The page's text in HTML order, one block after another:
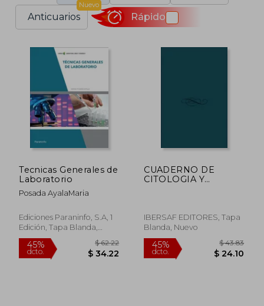
Anticuarios
Nuevo
Rápido
Tecnicas Generales de
Laboratorio
Posada AyalaMaria
Ediciones Paraninfo, S.A, 1
Edición, Tapa Blanda,
Nuevo
CUADERNO DE
CITOLOGIA Y
IBERSAF EDITORES, Tapa
Blanda, Nuevo